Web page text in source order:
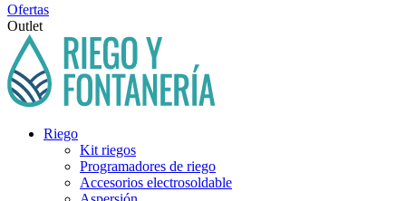
Ofertas
Outlet
Riego
Kit riegos
Programadores de riego
Accesorios electrosoldable